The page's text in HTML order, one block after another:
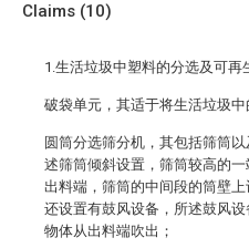
Claims (10)
1.生活垃圾中塑料的分选及可再
破袋单元，其适于将生活垃圾中
圆筒分选筛分机，其包括筛筒
述筛筒倾斜设置，筛筒较高的
出料端，筛筒的中间段的筒壁
还设置有鼓风设备，所述鼓风
物体从出料端吹出；